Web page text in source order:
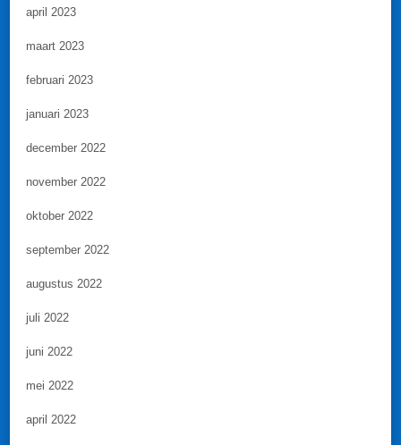
april 2023
maart 2023
februari 2023
januari 2023
december 2022
november 2022
oktober 2022
september 2022
augustus 2022
juli 2022
juni 2022
mei 2022
april 2022